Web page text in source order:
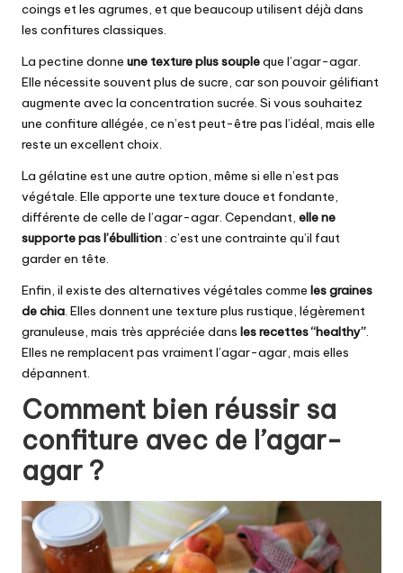
coings et les agrumes, et que beaucoup utilisent déjà dans
les confitures classiques.
La pectine donne une texture plus soupleque l’agar-agar.
Elle nécessite souvent plus de sucre, car son pouvoir gélifiant
augmente avec la concentration sucrée. Si vous souhaitez
une confiture allégée, ce n’est peut-être pas l’idéal, mais elle
reste un excellent choix.
La gélatine est une autre option, même si elle n’est pas
végétale. Elle apporte une texture douce et fondante,
différente de celle de l’agar-agar. Cependant, elle ne
supporte pas l’ébullition: c’est une contrainte qu’il faut
garder en tête.
Enfin, il existe des alternatives végétales comme les graines
de chia. Elles donnent une texture plus rustique, légèrement
granuleuse, mais très appréciée dans les recettes “healthy”.
Elles ne remplacent pas vraiment l’agar-agar, mais elles
dépannent.
Comment bien réussir sa
confiture avec de l’agar-
agar ?